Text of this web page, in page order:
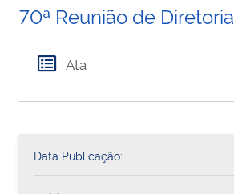
70ª Reunião de Diretoria
Ata
Data Publicação: